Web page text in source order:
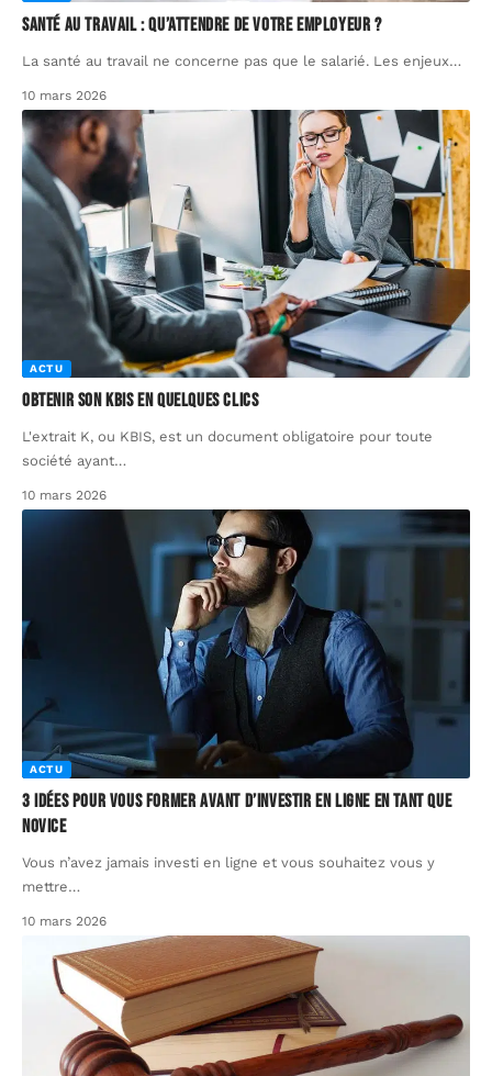
Santé au travail : qu’attendre de votre employeur ?
La santé au travail ne concerne pas que le salarié. Les enjeux…
10 mars 2026
ACTU
Obtenir son KBIS en quelques clics
L'extrait K, ou KBIS, est un document obligatoire pour toute
société ayant…
10 mars 2026
ACTU
3 idées pour vous former avant d’investir en ligne en tant que
novice
Vous n’avez jamais investi en ligne et vous souhaitez vous y
mettre…
10 mars 2026